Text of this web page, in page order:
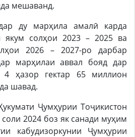
мешаванд.
ду марҳила амалӣ карда
якум солҳои 2023 – 2025 ва
2026 – 2027-ро дарбар
марҳилаи аввал бояд дар
4 ҳазор гектар 65 миллион
шавад.
Ҷумҳурии Тоҷикистон
2024 боз як санади муҳим
кабудизоркунии Ҷумҳурии